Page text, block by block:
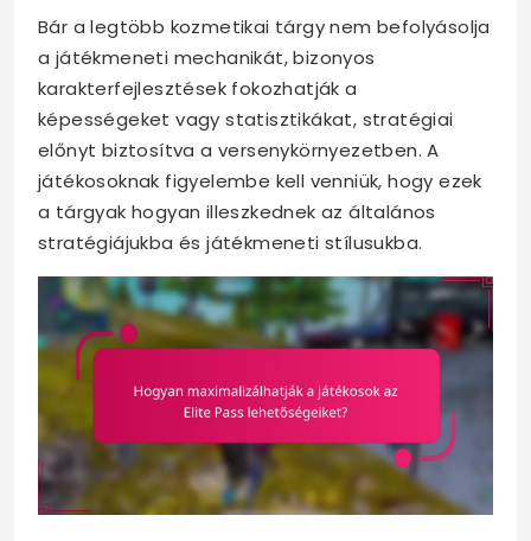
Bár a legtöbb kozmetikai tárgy nem befolyásolja
a játékmeneti mechanikát, bizonyos
karakterfejlesztések fokozhatják a
képességeket vagy statisztikákat, stratégiai
előnyt biztosítva a versenykörnyezetben. A
játékosoknak figyelembe kell venniük, hogy ezek
a tárgyak hogyan illeszkednek az általános
stratégiájukba és játékmeneti stílusukba.